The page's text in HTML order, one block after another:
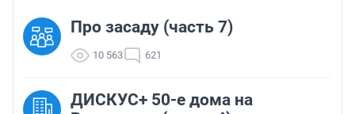
Про засаду (часть 7)
10 563 621
ДИСКУС+ 50-е дома на